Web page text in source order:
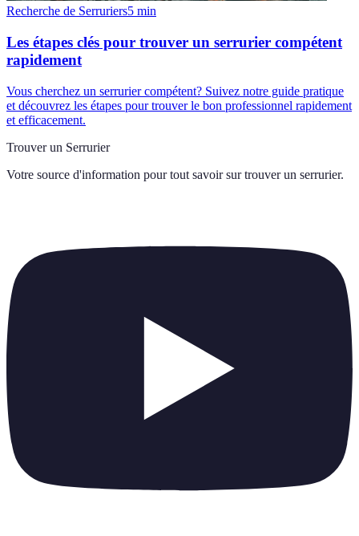
Recherche de Serruriers5 min
Les étapes clés pour trouver un serrurier compétent
rapidement
Vous cherchez un serrurier compétent? Suivez notre guide pratique
et découvrez les étapes pour trouver le bon professionnel rapidement
et efficacement.
Trouver un Serrurier
Votre source d'information pour tout savoir sur trouver un serrurier.